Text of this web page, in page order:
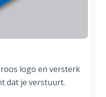
logo en versterk
dat je verstuurt.